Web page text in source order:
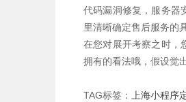
代码漏洞修复，服务器
里清晰确定售后服务的
在您对展开考察之时，
拥有的看法哦，假设觉
TAG标签：上海小程序